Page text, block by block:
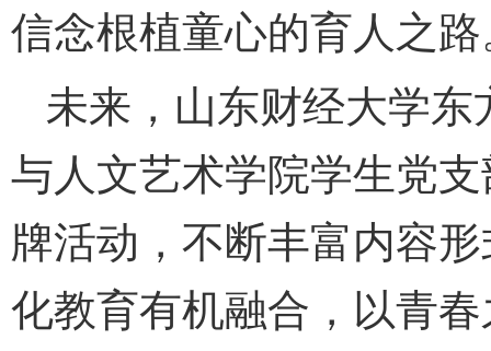
信念根植童心的育人之路
未来，山东财经大学
与人文艺术学院学生党
牌活动，不断丰富内容
化教育有机融合，以青